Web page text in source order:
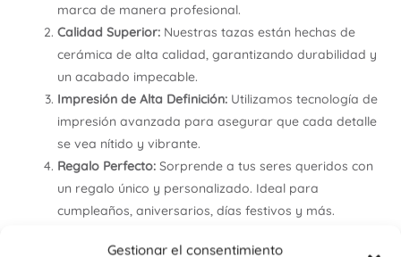
Gestionar el consentimiento
marca de manera profesional.
Calidad Superior:Nuestras tazas están hechas de
cerámica de alta calidad, garantizando durabilidad y
un acabado impecable.
Impresión de Alta Definición:Utilizamos tecnología de
impresión avanzada para asegurar que cada detalle
se vea nítido y vibrante.
Regalo Perfecto:Sorprende a tus seres queridos con
un regalo único y personalizado. Ideal para
cumpleaños, aniversarios, días festivos y más.